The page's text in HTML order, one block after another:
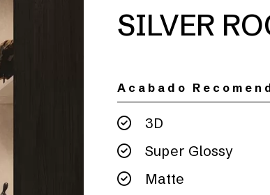
SILVER
Acabado
3D
Super Glossy
Matte